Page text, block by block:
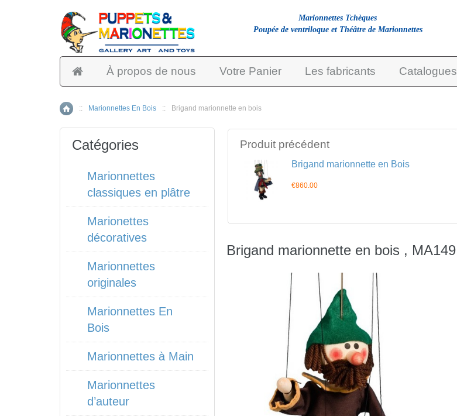
À propos de nous Votre Panier Les fabricants Catalogues
Accueil
:: Marionnettes En Bois :: Brigand marionnette en bois
Produit précédent
Brigand marionnette en Bois
€860.00
Brigand marionnette en bois , MA149
Catégories
Marionnettes
classiques en plâtre
Marionettes
décoratives
Marionnettes
originales
Marionnettes En
Bois
Marionnettes à Main
Marionnettes
d’auteur
Marionnettes Tchèques
Poupée de ventriloque et Théâtre de Marionnettes